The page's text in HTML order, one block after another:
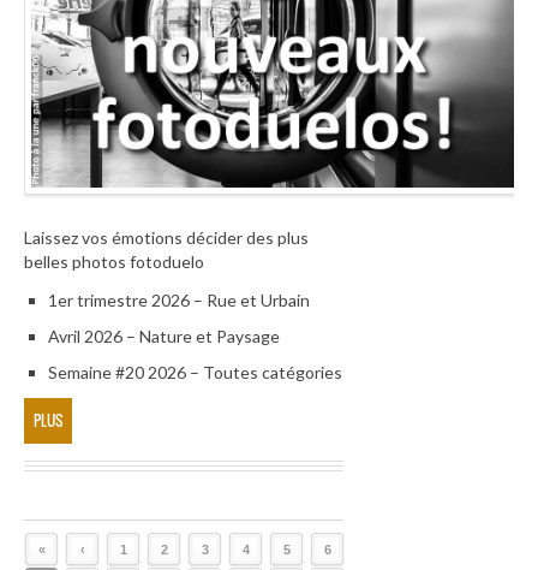
Laissez vos émotions décider des plus
belles photos fotoduelo
1er trimestre 2026 – Rue et Urbain
Avril 2026 – Nature et Paysage
Semaine #20 2026 – Toutes catégories
PLUS
« ‹ 1 2 3 4 5 6